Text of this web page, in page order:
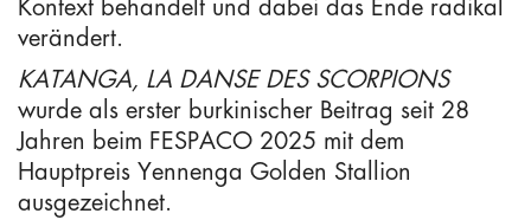
verändert.
KATANGA, LA DANSE DES SCORPIONS
wurde als erster burkinischer Beitrag seit 28
Jahren beim FESPACO 2025 mit dem
Hauptpreis Yennenga Golden Stallion
ausgezeichnet.